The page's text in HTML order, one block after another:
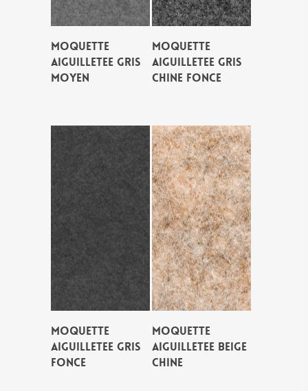
MOQUETTE
AIGUILLETEE GRIS
MOYEN
MOQUETTE
AIGUILLETEE GRIS
CHINE FONCE
MOQUETTE
AIGUILLETEE GRIS
FONCE
MOQUETTE
AIGUILLETEE BEIGE
CHINE